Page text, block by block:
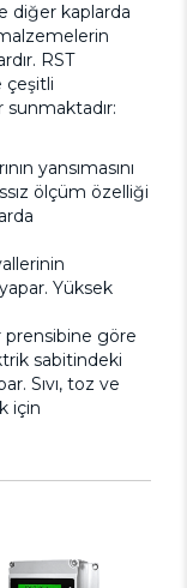
diğer kaplarda
malzemelerin
RST
çeşitli
yansımasını
ölçüm özelliği
Yüksek
prensibine göre
sabitindeki
Sıvı, toz ve
için